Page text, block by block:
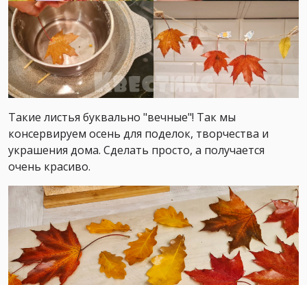
Такие листья буквально "вечные"! Так мы
консервируем осень для поделок, творчества и
украшения дома. Сделать просто, а получается
очень красиво.